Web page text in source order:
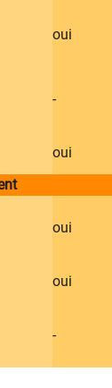
​oui
​-
​oui
​oui
​oui
​-